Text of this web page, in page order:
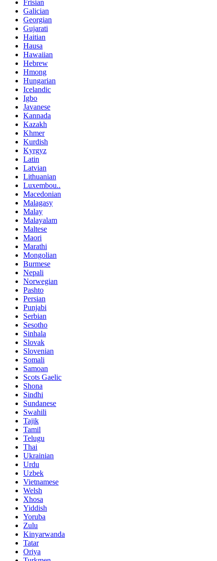
Frisian
Galician
Georgian
Gujarati
Haitian
Hausa
Hawaiian
Hebrew
Hmong
Hungarian
Icelandic
Igbo
Javanese
Kannada
Kazakh
Khmer
Kurdish
Kyrgyz
Latin
Latvian
Lithuanian
Luxembou..
Macedonian
Malagasy
Malay
Malayalam
Maltese
Maori
Marathi
Mongolian
Burmese
Nepali
Norwegian
Pashto
Persian
Punjabi
Serbian
Sesotho
Sinhala
Slovak
Slovenian
Somali
Samoan
Scots Gaelic
Shona
Sindhi
Sundanese
Swahili
Tajik
Tamil
Telugu
Thai
Ukrainian
Urdu
Uzbek
Vietnamese
Welsh
Xhosa
Yiddish
Yoruba
Zulu
Kinyarwanda
Tatar
Oriya